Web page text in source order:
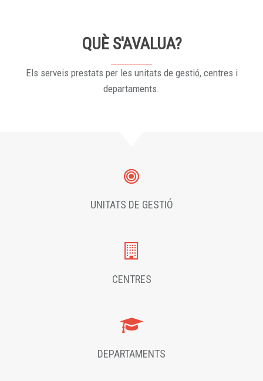
QUÈ S'AVALUA?
Els serveis prestats per les unitats de gestió, centres i
departaments.
UNITATS DE GESTIÓ
CENTRES
DEPARTAMENTS